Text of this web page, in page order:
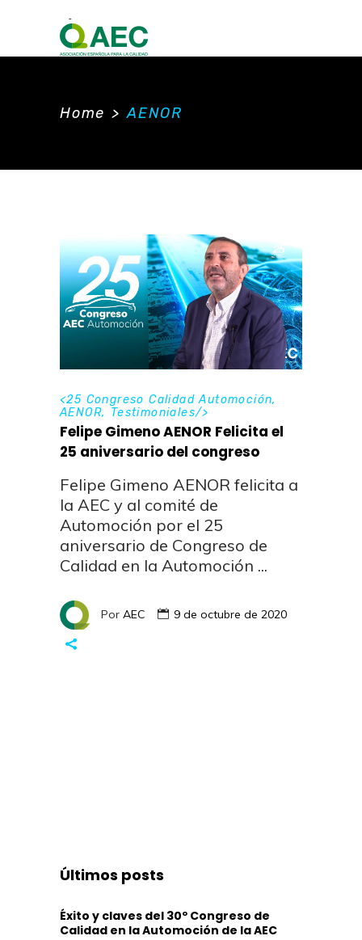
Home > AENOR
<25 Congreso Calidad Automoción,
AENOR, Testimoniales/>
Felipe Gimeno AENOR Felicita el
25 aniversario del congreso
Felipe Gimeno AENOR felicita a
la AEC y al comité de
Automoción por el 25
aniversario de Congreso de
Calidad en la Automoción
Por AEC 9 de octubre de 2020
Últimos posts
Éxito y claves del 30º Congreso de
Calidad en la Automoción de la AEC